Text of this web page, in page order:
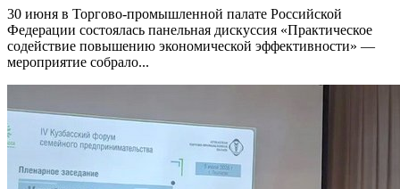
30 июня в Торгово-промышленной палате Российской
Федерации состоялась панельная дискуссия «Практическое
содействие повышению экономической эффективности» —
мероприятие собрало...